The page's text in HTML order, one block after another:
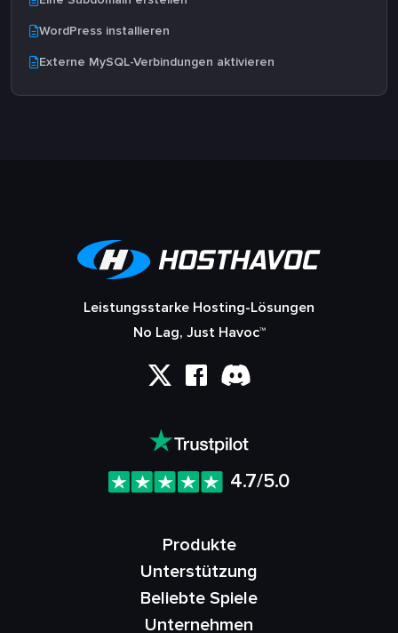
WordPress installieren
Externe MySQL-Verbindungen aktivieren
Leistungsstarke Hosting-Lösungen
No Lag, Just Havoc™
4.7/5.0
Produkte
Unterstützung
Beliebte Spiele
Unternehmen